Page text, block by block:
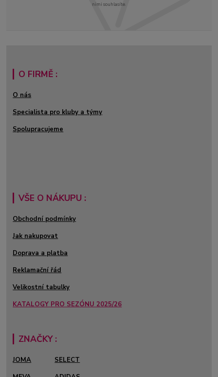
nimi souhlasíte.
O FIRMĚ :
O nás
Specialista pro kluby a týmy
Spolupracujeme
VŠE O NÁKUPU :
Obchodní podmínky
Jak nakupovat
Doprava a platba
Reklamační řád
Velikostní tabulky
KATALOGY PRO SEZÓNU 2025/26
ZNAČKY :
JOMA
SELECT